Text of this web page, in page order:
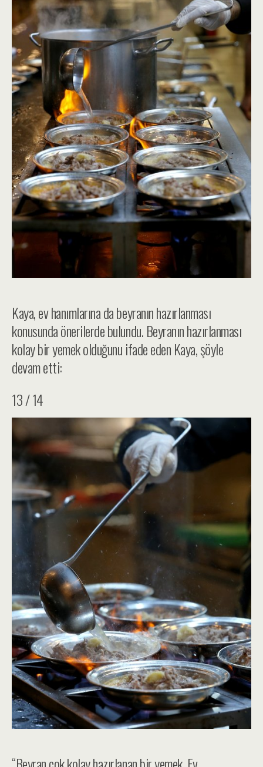
Kaya, ev hanımlarına da beyranın hazırlanması
konusunda önerilerde bulundu. Beyranın hazırlanması
kolay bir yemek olduğunu ifade eden Kaya, şöyle
devam etti:
13 / 14